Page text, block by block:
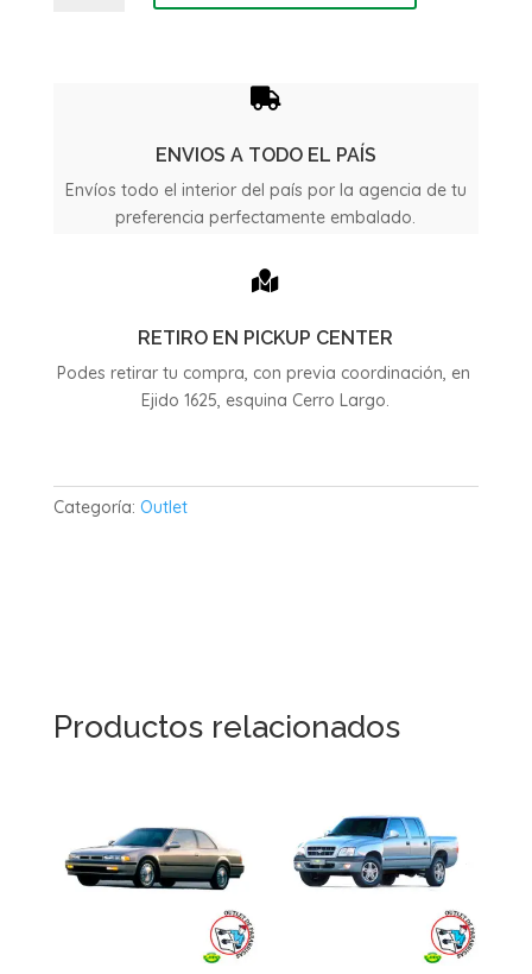

ENVIOS A TODO EL PAÍS
Envíos todo el interior del país por la agencia de tu
preferencia perfectamente embalado.

RETIRO EN PICKUP CENTER
Podes retirar tu compra, con previa coordinación, en
Ejido 1625, esquina Cerro Largo.
Categoría: Outlet
Productos relacionados